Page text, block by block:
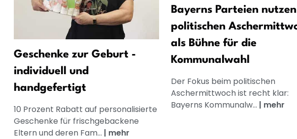
Geschenke zur Geburt -
individuell und
handgefertigt
10 Prozent Rabatt auf personalisierte
Geschenke für frischgebackene
Eltern und deren Fam... | mehr
Bayerns Parteien nutzen
politischen
als Bühne für die
Kommunalwahl
Der Fokus beim politischen
Aschermittwoch ist recht klar:
Bayerns Kommunalw... | mehr